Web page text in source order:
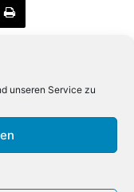
unseren Service zu
Nächster Artikel